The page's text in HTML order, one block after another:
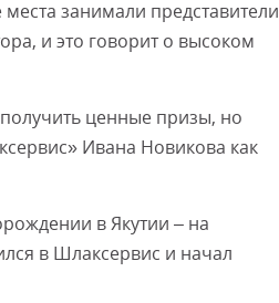
занимали представители
и это говорит о высоком
ценные призы, но
Ивана Новикова как
в Якутии – на
в Шлаксервис и начал